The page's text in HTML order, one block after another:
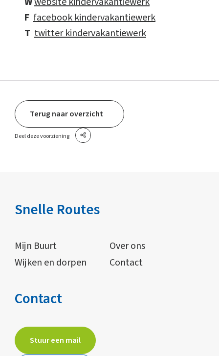
F facebook kindervakantiewerk
T twitter kindervakantiewerk
Terug naar overzicht
Deel deze voorziening
Snelle Routes
Mijn Buurt
Over ons
Wijken en dorpen
Contact
Contact
Stuur een mail